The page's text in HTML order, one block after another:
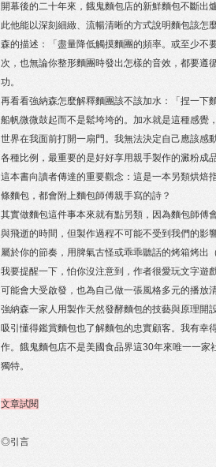
開幕後的二十年來，餓鬼麵包店的新鮮麵包不斷
此他能以深刻細緻、流暢清晰的方式說明麵包該
森的描述：「盡量降低觸摸麵團的頻率。或至少不
次，也無論你整形麵團時發出怎樣的音效，都要
功。
再看看強納森怎麼解釋麵團該不該加水：「捏一下
船帆微微鼓起而不是鬆垮垮的。加水就是這種感
世界在我面前打開一扇門。我無法決定自己應該感
各種比例，最重要的是好好享用親手製作的澱粉成
這本書向讀者傳達的重要觀念：這是一本另類烘焙
條麵包，都會附上麵包師傅親手寫的詩？
其實做麵包這件事本來就有點另類，因為麵包師傅
與飛逝的時間，但製作過程不可能不受到我們的影
屬於你的節奏，用脾氣古怪或乖乖聽話的烤箱烤出
我要提醒一下，怕你沒注意到，作者很愛玩文字遊
可能會大受啟發，也為自己做一張風格多元的播放
強納森一家人用製作天然發酵麵包的技藝與原理開
吸引懂得鑑賞麵包也了解麵包的忠實顧客。我有幸
作。餓鬼麵包店不是美國食品界這30年來唯一一
獨特。
文章試閱
◎引言